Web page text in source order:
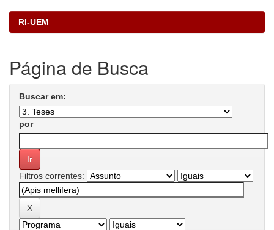
RI-UEM
Página de Busca
Buscar em:
por
Filtros correntes: